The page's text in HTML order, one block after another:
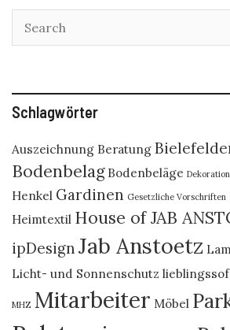
Schlagwörter
Auszeichnung Beratung
Bodenbelag Bodenbeläge Dekoration
Henkel Gardinen Gesetzliche Vorschriften
Heimtextil House of JAB
ipDesign Jab Anstoetz
Licht- und Sonnenschutz
MHZ Mitarbeiter Möbel